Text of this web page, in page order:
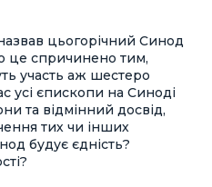
цьогорічний Синод
це спричинено тим,
участь аж шестеро
усі єпископи на Синоді
та відмінний досвід,
тих чи інших
будує єдність?